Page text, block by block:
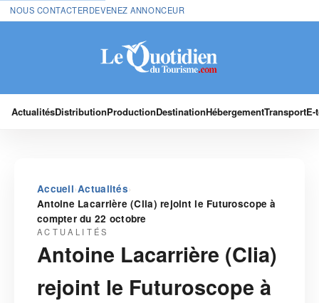
NOUS CONTACTERDEVENEZ ANNONCEUR
ActualitésDistributionProductionDestinationHébergementTransport
Accueil›Actualités›
Antoine Lacarrière (Clia) rejoint le Futuroscope à
compter du 22 octobre
ACTUALITÉS
Antoine Lacarrière (Clia)
rejoint le Futuroscope à